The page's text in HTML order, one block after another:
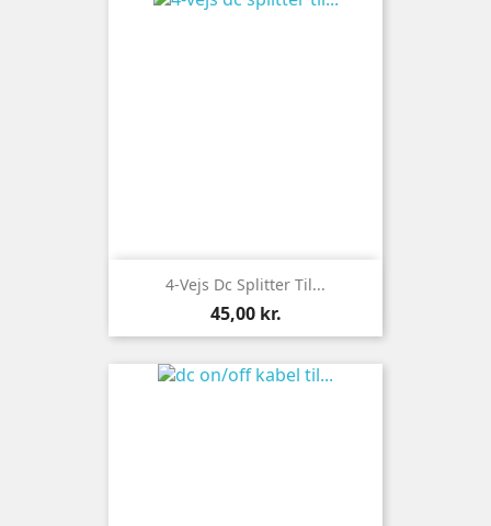
4-Vejs Dc Splitter Til...
Pris
45,00 kr.